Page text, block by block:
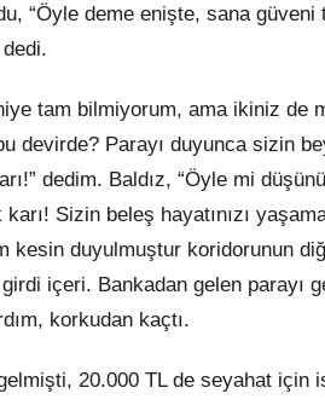
“Öyle deme enişte, sana
tam bilmiyorum, ama ikiniz de
devirde? Parayı duyunca sizin
dedim. Baldız, “Öyle mi
karı! Sizin beleş hayatınızı
kesin duyulmuştur koridorunun
içeri. Bankadan gelen parayı
korkudan kaçtı.
20.000 TL de seyahat için